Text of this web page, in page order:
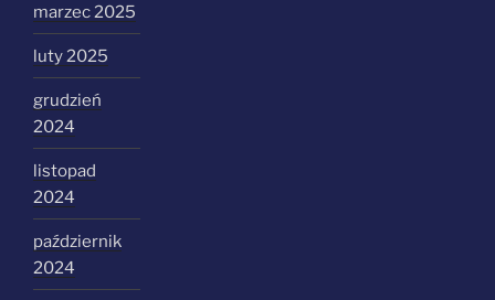
marzec 2025
luty 2025
grudzień
2024
listopad
2024
październik
2024